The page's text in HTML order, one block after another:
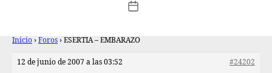
Inicio › Foros › ESERTIA – EMBARAZO
12 de junio de 2007 a las 03:52
#24202